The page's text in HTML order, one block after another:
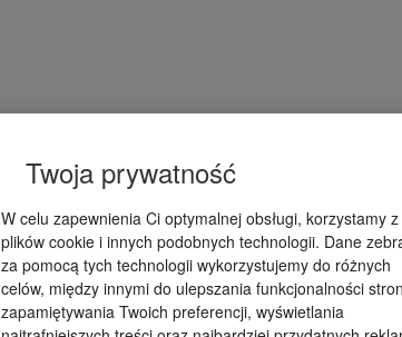
Twoja prywatność
W celu zapewnienia Ci optymalnej obsługi, korzystamy z
plików cookie i innych podobnych technologii. Dane
za pomocą tych technologii wykorzystujemy do różnych
celów, między innymi do ulepszania funkcjonalności
zapamiętywania Twoich preferencji, wyświetlania